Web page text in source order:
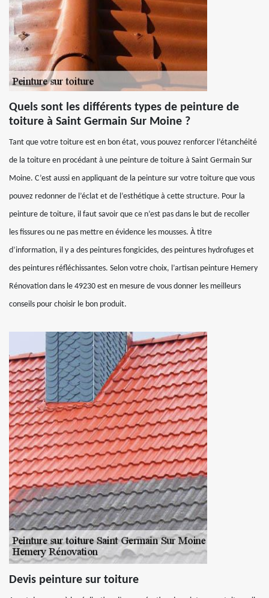
Quels sont les différents types de peinture de
toiture à Saint Germain Sur Moine ?
Tant que votre toiture est en bon état, vous pouvez renforcer l’étanchéité
de la toiture en procédant à une peinture de toiture à Saint Germain Sur
Moine. C’est aussi en appliquant de la peinture sur votre toiture que vous
pouvez redonner de l’éclat et de l’esthétique à cette structure. Pour la
peinture de toiture, il faut savoir que ce n’est pas dans le but de recoller
les fissures ou ne pas mettre en évidence les mousses. À titre
d’information, il y a des peintures fongicides, des peintures hydrofuges et
des peintures réfléchissantes. Selon votre choix, l’artisan peinture Hemery
Rénovation dans le 49230 est en mesure de vous donner les meilleurs
conseils pour choisir le bon produit.
Devis peinture sur toiture